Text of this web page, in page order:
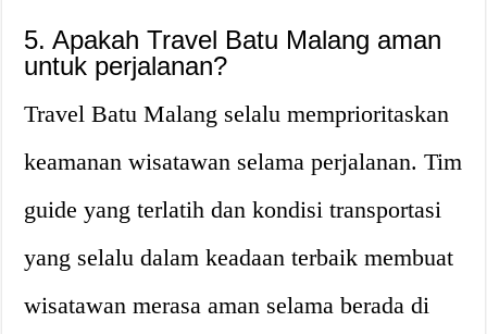
5. Apakah Travel Batu Malang aman
untuk perjalanan?
Travel Batu Malang selalu memprioritaskan
keamanan wisatawan selama perjalanan. Tim
guide yang terlatih dan kondisi transportasi
yang selalu dalam keadaan terbaik membuat
wisatawan merasa aman selama berada di